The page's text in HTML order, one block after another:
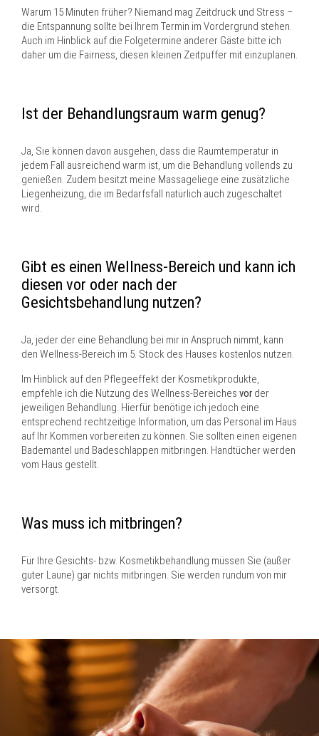
Warum 15 Minuten früher? Niemand mag Zeitdruck und Stress –
die Entspannung sollte bei Ihrem Termin im Vordergrund stehen.
Auch im Hinblick auf die Folgetermine anderer Gäste bitte ich
daher um die Fairness, diesen kleinen Zeitpuffer mit einzuplanen.
Ist der Behandlungsraum warm genug?
Ja, Sie können davon ausgehen, dass die Raumtemperatur in
jedem Fall ausreichend warm ist, um die Behandlung vollends zu
genießen. Zudem besitzt meine Massageliege eine zusätzliche
Liegenheizung, die im Bedarfsfall natürlich auch zugeschaltet
wird.
Gibt es einen Wellness-Bereich und kann ich
diesen vor oder nach der
Gesichtsbehandlung nutzen?
Ja, jeder der eine Behandlung bei mir in Anspruch nimmt, kann
den Wellness-Bereich im 5. Stock des Hauses kostenlos nutzen.
Im Hinblick auf den Pflegeeffekt der Kosmetikprodukte,
empfehle ich die Nutzung des Wellness-Bereiches vor der
jeweiligen Behandlung. Hierfür benötige ich jedoch eine
entsprechend rechtzeitige Information, um das Personal im Haus
auf Ihr Kommen vorbereiten zu können. Sie sollten einen eigenen
Bademantel und Badeschlappen mitbringen. Handtücher werden
vom Haus gestellt.
Was muss ich mitbringen?
Für Ihre Gesichts- bzw. Kosmetikbehandlung müssen Sie (außer
guter Laune) gar nichts mitbringen. Sie werden rundum von mir
versorgt.